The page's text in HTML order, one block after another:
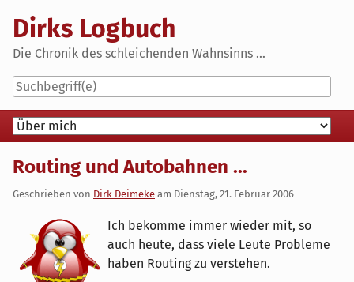
content
Dirks Logbuch
Die Chronik des schleichenden Wahnsinns ...
Navigation
Routing und Autobahnen ...
Geschrieben von Dirk Deimeke am Dienstag, 21. Februar 2006
Ich bekomme immer wieder mit, so
auch heute, dass viele Leute Probleme
haben Routing zu verstehen.